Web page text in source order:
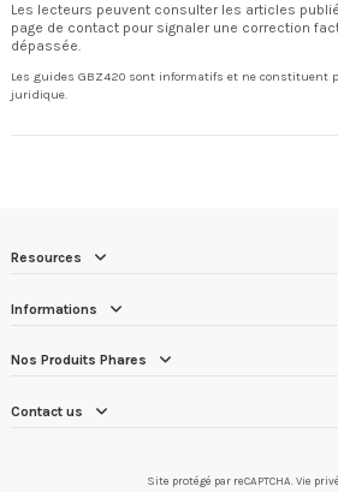
Les lecteurs peuvent consulter les articles
page de contact pour signaler une correction
dépassée.
Les guides GBZ420 sont informatifs et ne constituent
juridique.
Resources
Informations
Nos Produits Phares
Contact us
Site protégé par reCAPTCHA.Vie